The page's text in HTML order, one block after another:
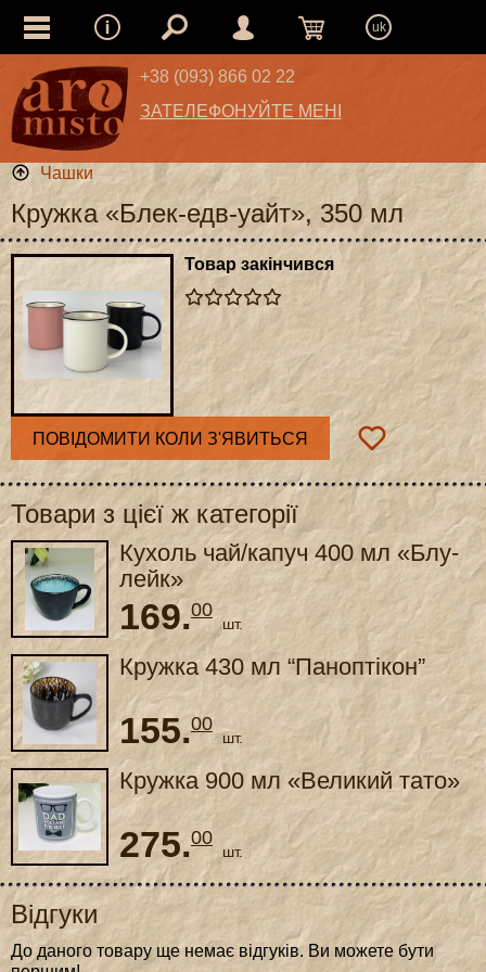
uk
+38 (093) 866 02 22
ЗАТЕЛЕФОНУЙТЕ МЕНІ
Чашки
Кружка «Блек-едв-уайт», 350 мл
Товар закінчився
ПОВІДОМИТИ КОЛИ З'ЯВИТЬСЯ
Товари з цієї ж категорії
Кухоль чай/капуч 400 мл «Блу-
лейк»
169.00
шт.
Кружка 430 мл “Паноптікон”
155.00
шт.
Кружка 900 мл «Великий тато»
275.00
шт.
Відгуки
До даного товару ще немає відгуків. Ви можете бути